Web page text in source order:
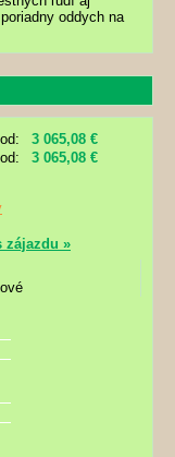
oddych na
3 065,08 €
3 065,08 €
zájazdu »